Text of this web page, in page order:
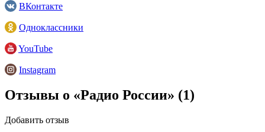
ВКонтакте
Одноклассники
YouTube
Instagram
Отзывы о «Радио России» (1)
Добавить отзыв